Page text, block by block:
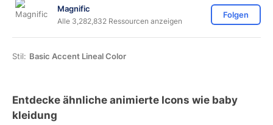
Magnific
Alle 3,282,832 Ressourcen anzeigen
Folgen
Stil: Basic Accent Lineal Color
Entdecke ähnliche animierte Icons wie baby
kleidung